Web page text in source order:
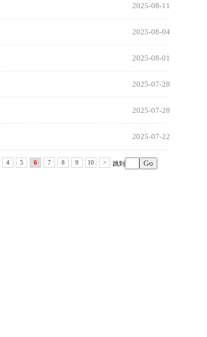
2025-08-11
2025-08-04
2025-08-01
2025-07-28
2025-07-28
2025-07-22
4 5 6 7 8 9 10 > 跳到